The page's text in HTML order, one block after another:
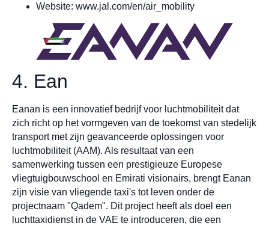
Website: www.jal.com/en/air_mobility
4. Ean
Eanan is een innovatief bedrijf voor luchtmobiliteit dat
zich richt op het vormgeven van de toekomst van stedelijk
transport met zijn geavanceerde oplossingen voor
luchtmobiliteit (AAM). Als resultaat van een
samenwerking tussen een prestigieuze Europese
vliegtuigbouwschool en Emirati visionairs, brengt Eanan
zijn visie van vliegende taxi's tot leven onder de
projectnaam "Qadem". Dit project heeft als doel een
luchttaxidienst in de VAE te introduceren, die een